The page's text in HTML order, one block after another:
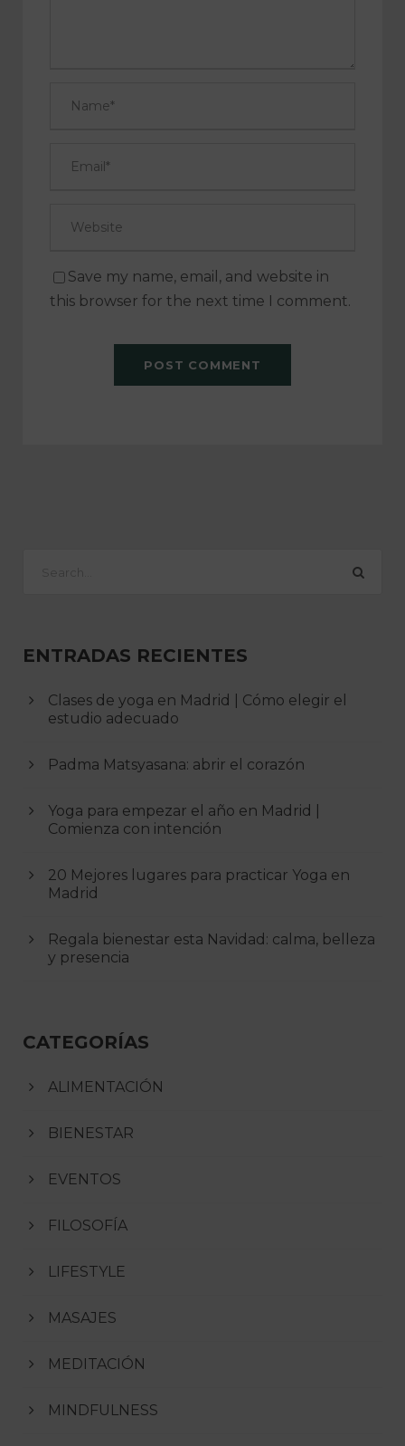
Save my name, email, and website in
this browser for the next time I comment.
ENTRADAS RECIENTES
Clases de yoga en Madrid | Cómo elegir el
estudio adecuado
Padma Matsyasana: abrir el corazón
Yoga para empezar el año en Madrid |
Comienza con intención
20 Mejores lugares para practicar Yoga en
Madrid
Regala bienestar esta Navidad: calma, belleza
y presencia
CATEGORÍAS
ALIMENTACIÓN
BIENESTAR
EVENTOS
FILOSOFÍA
LIFESTYLE
MASAJES
MEDITACIÓN
MINDFULNESS